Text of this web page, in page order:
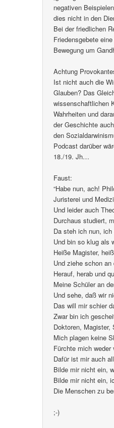
negativen
dies nicht in den
Bei der friedlichen
Friedensgebete
Bewegung um
Achtung
Ist nicht auch die
Glauben? Das
wissenschaftlichen
Wahrheiten und
der Geschichte
den
Podcast darüber
18./19. Jh…
Faust:
“Habe nun, ach!
Juristerei und
Und leider auch
Durchaus studiert,
Da steh ich nun, ich
Und bin so klug als
Heiße Magister,
Und ziehe schon
Herauf, herab und
Meine Schüler an
Und sehe, daß wir
Das will mir schier
Zwar bin ich
Doktoren, Magister,
Mich plagen keine
Fürchte mich weder
Dafür ist mir auch
Bilde mir nicht ein,
Bilde mir nicht ein,
Die Menschen zu
;-)